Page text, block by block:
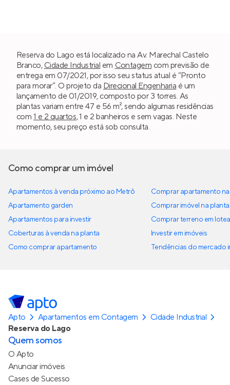
Reserva do Lago está localizado na Av. Marechal Castelo
Branco, Cidade Industrial em Contagem com previsão de
entrega em 07/2021, por isso seu status atual é “Pronto
para morar”. O projeto da Direcional Engenharia é um
lançamento de 01/2019, composto por 3 torres. As
plantas variam entre 47 e 56 m², sendo algumas residências
com 1 e 2 quartos, 1 e 2 banheiros e sem vagas. Neste
momento, seu preço está sob consulta.
Como comprar um imóvel
Apartamentos à venda próximo ao Metrô
Apartamento garden
Apartamentos para investir
Coberturas à venda na planta
Como comprar apartamento
Comprar apartamento
Comprar imóvel na planta
Comprar terreno em
Investir em imóveis
Tendências do mercado
Apto Apartamentos em Contagem
Cidade Industrial
Reserva do Lago
Quem somos
O Apto
Anunciar imóveis
Cases de Sucesso